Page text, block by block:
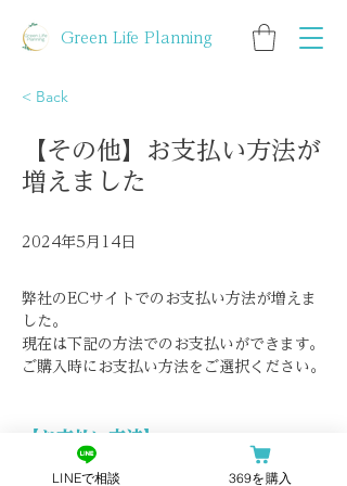
Green Life Planning
< Back
【その他】お支払い方法が
増えました
2024年5月14日
弊社のECサイトでのお支払い方法が増えま
した。
現在は下記の方法でのお支払いができます。
ご購入時にお支払い方法をご選択ください。
【お支払い方法】
クレジットカード（VISA・MasterCard・
LINEで相談 369を購入